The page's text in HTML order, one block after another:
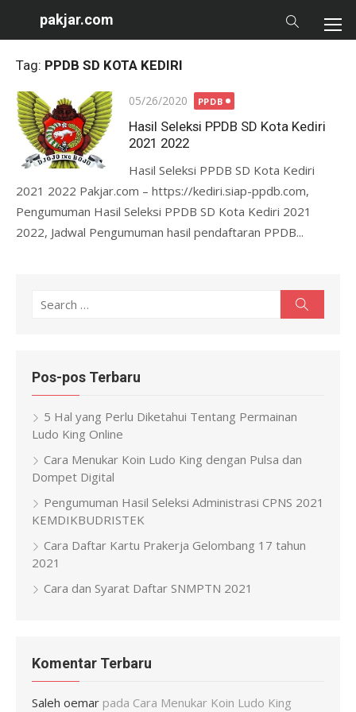
pakjar.com
Tag: PPDB SD KOTA KEDIRI
Posted
on
05/26/2020 PPDB
Hasil Seleksi PPDB SD Kota Kediri
2021 2022
Hasil Seleksi PPDB SD Kota Kediri
2021 2022 Pakjar.com – https://kediri.siap-ppdb.com,
Pengumuman Hasil Seleksi PPDB SD Kota Kediri 2021
2022, Jadwal Pengumuman hasil pendaftaran PPDB...
Search
Pos-pos Terbaru
5 Hal yang Perlu Diketahui Tentang Permainan
Ludo King Online
Cara Menukar Koin Ludo King dengan Pulsa dan
Dompet Digital
Pengumuman Hasil Seleksi Administrasi CPNS 2021
KEMDIKBUDRISTEK
Cara Daftar Kartu Prakerja Gelombang 17 tahun
2021
Cara dan Syarat Daftar SNMPTN 2021
Komentar Terbaru
Saleh oemar pada Cara Menukar Koin Ludo King